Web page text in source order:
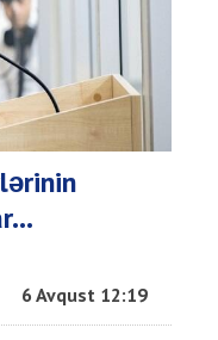
6 Avqust 12:19